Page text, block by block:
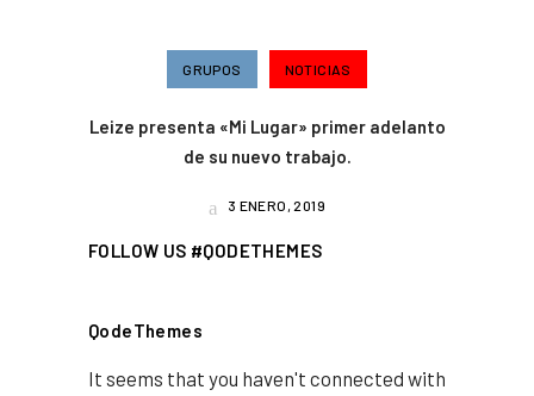
GRUPOS NOTICIAS
Leize presenta «Mi Lugar» primer adelanto
de su nuevo trabajo.
3 ENERO, 2019
FOLLOW US #QODETHEMES
QodeThemes
It seems that you haven't connected with